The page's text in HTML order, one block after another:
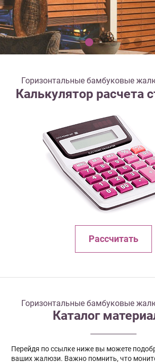
Горизонтальные бамбуковые
Калькулятор расчета
Рассчитать
Горизонтальные бамбуковые
Каталог
Перейдя по ссылке ниже вы можете
ваших жалюзи. Важно помнить, что